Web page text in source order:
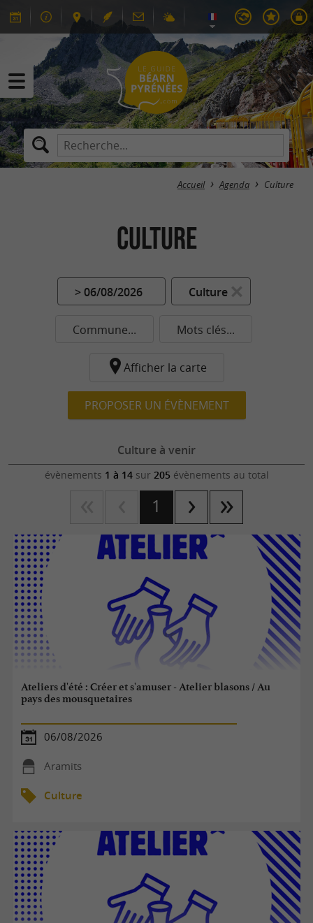
Accueil Agenda Culture
Culture
> 06/08/2026 Culture
Commune... Mots clés...
Afficher la carte
PROPOSER UN ÉVÈNEMENT
Culture à venir
évènements 1 à 14sur 205 évènements au total
1
Ateliers d'été : Créer et s'amuser - Atelier blasons / Au
pays des mousquetaires
06/08/2026
Aramits
Culture